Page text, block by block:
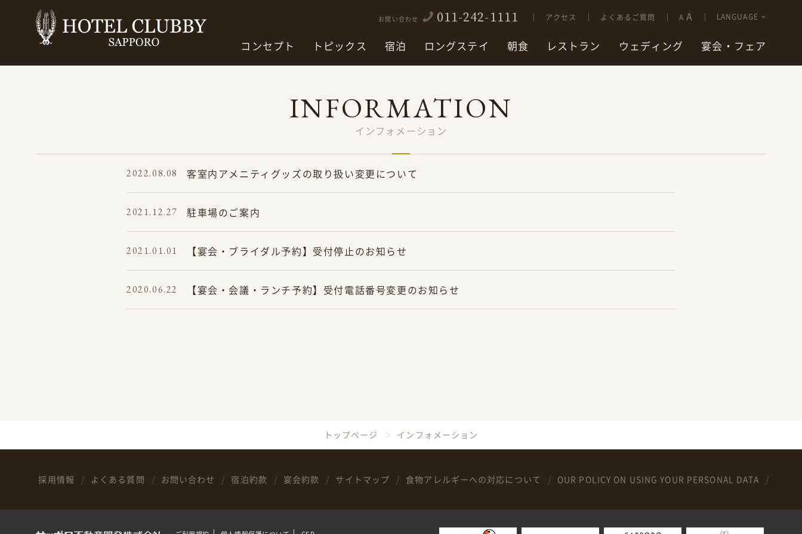
お問い合わせ 011-242-1111 アクセス よくあるご質問 A A LANGUAGE
コンセプト トピックス 宿泊 ロングステイ 朝食 レストラン ウェディング 宴会・フェア
INFORMATION
インフォメーション
2022.08.08 客室内アメニティグッズの取り扱い変更について
2021.12.27 駐車場のご案内
2021.01.01 【宴会・ブライダル予約】受付停止のお知らせ
2020.06.22 【宴会・会議・ランチ予約】受付電話番号変更のお知らせ
トップページ インフォメーション
採用情報 よくある質問 お問い合わせ 宿泊約款 宴会約款 サイトマップ 食物アレルギーへの対応について OUR POLICY ON USING YOUR PERSONAL DATA